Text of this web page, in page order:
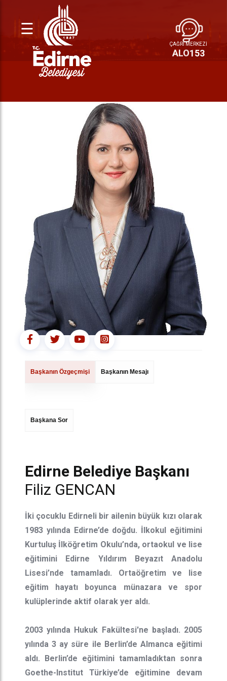
☰
ÇAĞRI MERKEZİ
ALO153
Başkanın Özgeçmişi Başkanın Mesajı
Başkana Sor
Edirne Belediye Başkanı
Filiz GENCAN
İki çocuklu Edirneli bir ailenin büyük kızı olarak
1983 yılında Edirne’de doğdu. İlkokul eğitimini
Kurtuluş İlköğretim Okulu’nda, ortaokul ve lise
eğitimini Edirne Yıldırım Beyazıt Anadolu
Lisesi’nde tamamladı. Ortaöğretim ve lise
eğitim hayatı boyunca münazara ve spor
kulüplerinde aktif olarak yer aldı.
2003 yılında Hukuk Fakültesi'ne başladı. 2005
yılında 3 ay süre ile Berlin’de Almanca eğitimi
aldı. Berlin’de eğitimini tamamladıktan sonra
Goethe-Institut Türkiye’de eğitimine devam